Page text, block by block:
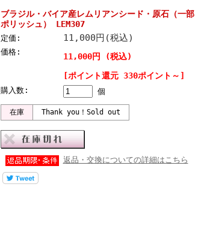
ブラジル・バイア産レムリアンシード・原石（一部
ポリッシュ） LEM307
定価: 11,000円(税込)
価格:
11,000円 (税込)
[ポイント還元 330ポイント～]
購入数: 個
在庫 Thank you！Sold out
返品・交換についての詳細はこちら